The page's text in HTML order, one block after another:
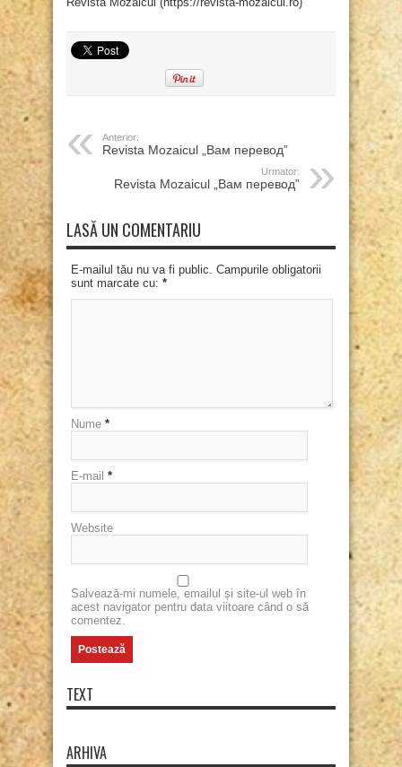
Anterior:
Revista Mozaicul „Вам перевод”
Urmator:
Revista Mozaicul „Вам перевод”
LASĂ UN COMENTARIU
E-mailul tău nu va fi public. Campurile obligatorii
sunt marcate cu: *
Nume *
E-mail *
Website
Salvează-mi numele, emailul și site-ul web în
acest navigator pentru data viitoare când o să
comentez.
TEXT
ARHIVA